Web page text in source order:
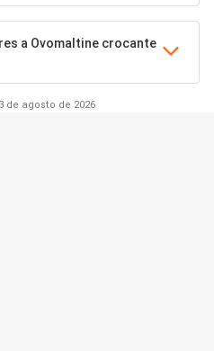
a Ovomaltine crocante
de agosto de 2026